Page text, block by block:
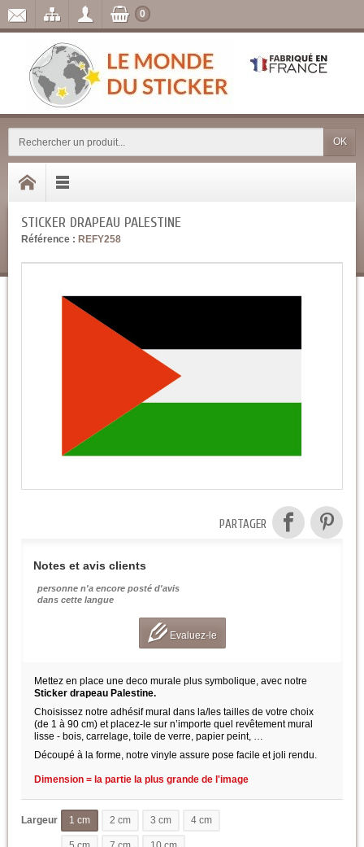
OK
0
STICKER DRAPEAU PALESTINE
Référence : REFY258
PARTAGER
Notes et avis clients
personne n'a encore posté d'avis
dans cette langue
Evaluez-le
Mettez en place une deco murale plus symbolique, avec notre
Sticker drapeau Palestine.
Choisissez notre adhésif mural dans la/les tailles de votre choix
(de 1 à 90 cm) et placez-le sur n’importe quel revêtement mural
lisse - bois, carrelage, toile de verre, papier peint, …
Découpé à la forme, notre vinyle assure pose facile et joli rendu.
Dimension = la partie la plus grande de l'image
Largeur 1 cm 2 cm 3 cm 4 cm